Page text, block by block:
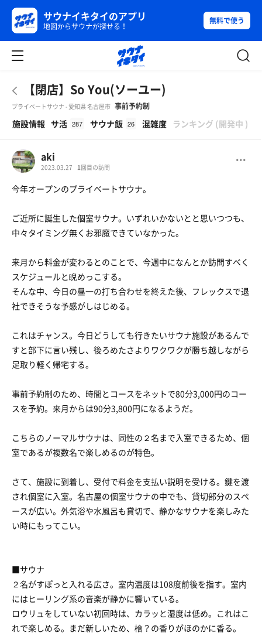
サウナイキタイのアプリ
地図からサウナが探せる！
無料で使う
【閉店】So You(ソーユー)
プライベートサウナ - 愛知県 名古屋市 事前予約制
施設情報 サ活 287 サウナ飯 26 混雑度 ランキング (開発中 )
aki
2023.03.27 1 回目の訪問
今年オープンのプライベートサウナ。
ご近所に誕生した個室サウナ。いずれいかないとと思いつつも、
中々タイミング無くお邪魔できていなかった。
来月から料金が変わるとのことで、今週中になんとか訪問すべく
スケジュールと睨めっこする。
そんな中、今日の昼一の打ち合わせを終えた後、フレックスで退
社できそうな予感がしはじめる。
これはチャンス。今日どうしても行きたいサウナ施設があるんで
すと部下に言い残し、後ろめたさよりワクワクが勝ち越しながら
足取り軽く帰宅する。
事前予約制のため、時間とコースをネットで80分3,000円のコー
スを予約。来月からは90分3,800円になるようだ。
こちらのノーマルサウナは、同性の２名まで入室できるため、個
室であるが複数名で楽しめるのが特色。
さて、施設に到着し、受付で料金を支払い説明を受ける。鍵を渡
され個室に入室。名古屋の個室サウナの中でも、貸切部分のスペ
ースが広い。外気浴や水風呂も貸切で、静かなサウナを楽しみた
い時にもってこい。
■サウナ
２名がすぽっと入れる広さ。室内温度は108度前後を指す。室内
にはヒーリング系の音楽が静かに響いている。
ロウリュをしていない初回時は、カラッと湿度は低め。これはこ
れで楽しめる。まだ新しいため、檜？の香りがほのかに香る。